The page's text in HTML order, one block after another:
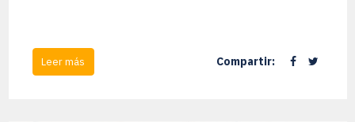
Leer más Compartir: